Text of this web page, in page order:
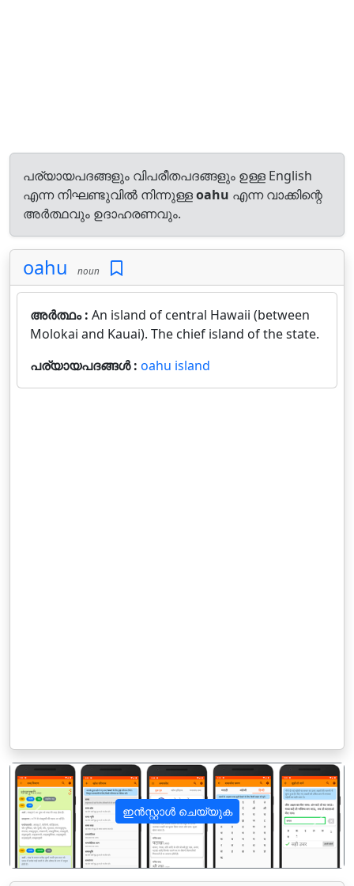
പര്യായപദങ്ങളും വിപരീതപദങ്ങളും ഉള്ള English
എന്ന നിഘണ്ടുവിൽ നിന്നുള്ളoahu എന്ന വാക്കിന്റെ
അർത്ഥവും ഉദാഹരണവും.
oahu noun
അർത്ഥം : An island of central Hawaii (between
Molokai and Kauai). The chief island of the state.
പര്യായപദങ്ങൾ : oahu island
ഇൻസ്റ്റാൾ ചെയ്യുക
पिछला अगला